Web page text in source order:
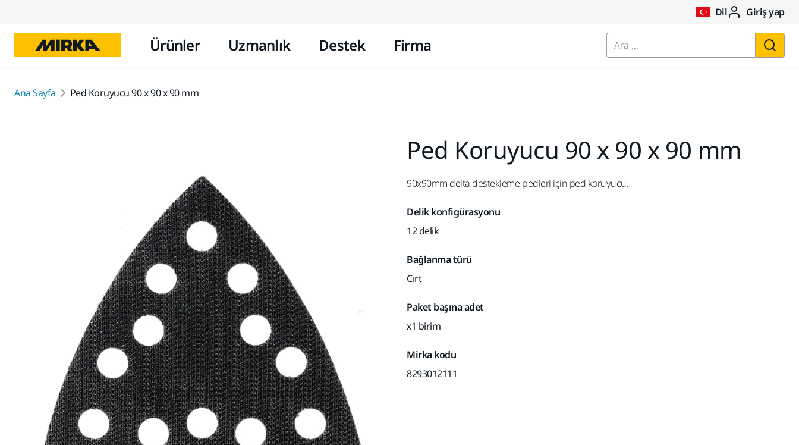
Dil Giriş yap
Ürünler Uzmanlık Destek Firma Ara ...
Ana Sayfa Ped Koruyucu 90 x 90 x 90 mm
Ped Koruyucu 90 x 90 x 90 mm
90x90mm delta destekleme pedleri için ped koruyucu.
Delik konfigürasyonu
12 delik
Bağlanma türü
Cırt
Paket başına adet
x1 birim
Mirka kodu
8293012111